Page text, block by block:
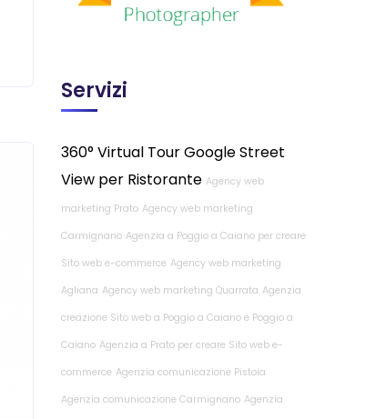
Servizi
360° Virtual Tour Google Street
View per Ristorante Agency web
marketing Prato Agency web marketing
Carmignano Agenzia a Poggio a Caiano per creare
Sito web e-commerce Agency web marketing
Agliana Agency web marketing Quarrata Agenzia
creazione Sito web a Poggio a Caiano e Poggio a
Caiano Agenzia a Prato per creare Sito web e-
commerce Agenzia comunicazione Pistoia
Agenzia comunicazione Carmignano Agenzia